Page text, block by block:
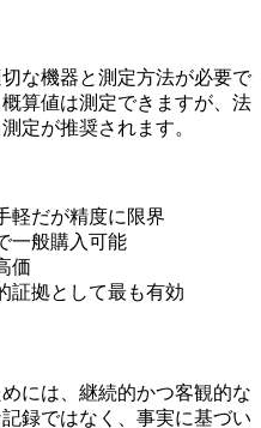
な機器と測定方法が必要で
算値は測定できますが、法
定が推奨されます。
軽だが精度に限界
一般購入可能
価
証拠として最も有効
には、継続的かつ客観的な
録ではなく、事実に基づい